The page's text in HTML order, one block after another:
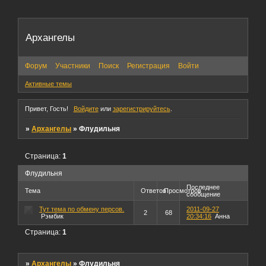
Архангелы
Форум Участники Поиск Регистрация Войти
Активные темы
Привет, Гость! Войдитеили зарегистрируйтесь.
»Архангелы »Флудильня
Флудильня
Страница:1
Тема ОтветовПросмотровПоследнее
сообщение
Тут тема по обмену персов.
Рэмбик
2 68
2011-09-27
20:34:16 Анна
Страница:1
»Архангелы »Флудильня